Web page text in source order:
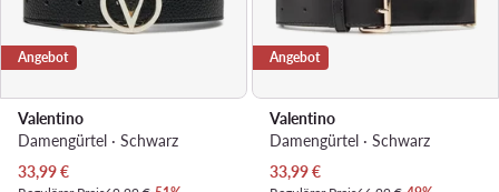
Angebot
Valentino
Damengürtel · Schwarz
Aktueller Preis
33,99€
Angebot
Valentino
Damengürtel · Schwarz
Aktueller Preis
33,99€